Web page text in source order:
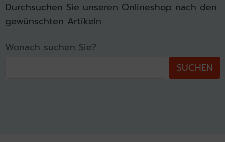
Durchsuchen Sie unseren Onlineshop nach den
gewünschten Artikeln:
Wonach suchen Sie?